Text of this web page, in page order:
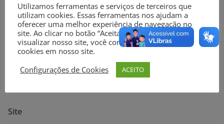
Nome*
Site
Utilizamos ferramentas e serviços de terceiros que
utilizam cookies. Essas ferramentas nos ajudam a
oferecer uma melhor experiência de navegação no
site. Ao clicar no botão “Aceitar” ou continuar a
visualizar nosso site, você concorda com o uso de
cookies em nosso site.
Configurações de Cookies
ACEITO